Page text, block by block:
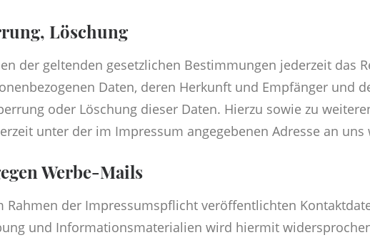
Löschung
der geltenden gesetzlichen Bestimmungen jederzeit das
Daten, deren Herkunft und Empfänger und
oder Löschung dieser Daten. Hierzu sowie zu
unter der im Impressum angegebenen Adresse an uns
Werbe-Mails
Rahmen der Impressumspflicht veröffentlichten
und Informationsmaterialien wird hiermit